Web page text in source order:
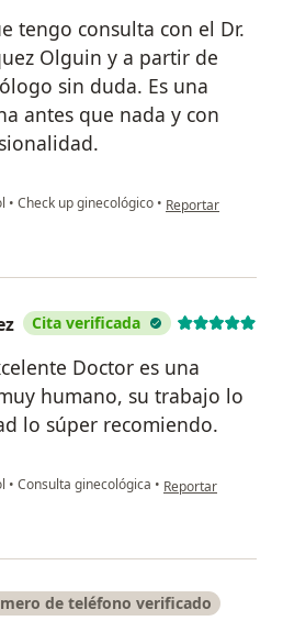
tengo consulta con el Dr.
Olguin y a partir de
sin duda. Es una
antes que nada y con
• Check up ginecológico • en opinión del
Reportar
Cita verificada
Doctor es una
humano, su trabajo lo
lo súper recomiendo.
• Consulta ginecológica • en opinión del
Reportar
de teléfono verificado